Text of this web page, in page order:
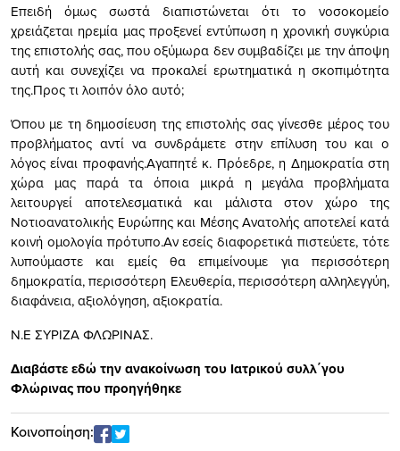
Επειδή όμως σωστά διαπιστώνεται ότι το νοσοκομείο
χρειάζεται ηρεμία μας προξενεί εντύπωση η χρονική συγκύρια
της επιστολής σας, που οξύμωρα δεν συμβαδίζει με την άποψη
αυτή και συνεχίζει να προκαλεί ερωτηματικά η σκοπιμότητα
της.Προς τι λοιπόν όλο αυτό;
Όπου με τη δημοσίευση της επιστολής σας γίνεσθε μέρος του
προβλήματος αντί να συνδράμετε στην επίλυση του και ο
λόγος είναι προφανής.Αγαπητέ κ. Πρόεδρε, η Δημοκρατία στη
χώρα μας παρά τα όποια μικρά η μεγάλα προβλήματα
λειτουργεί αποτελεσματικά και μάλιστα στον χώρο της
Νοτιοανατολικής Ευρώπης και Μέσης Ανατολής αποτελεί κατά
κοινή ομολογία πρότυπο.Αν εσείς διαφορετικά πιστεύετε, τότε
λυπούμαστε και εμείς θα επιμείνουμε για περισσότερη
δημοκρατία, περισσότερη Ελευθερία, περισσότερη αλληλεγγύη,
διαφάνεια, αξιολόγηση, αξιοκρατία.
Ν.Ε ΣΥΡΙΖΑ ΦΛΩΡΙΝΑΣ.
Διαβάστε εδώ την ανακοίνωση του Ιατρικού συλλ΄γου
Φλώρινας που προηγήθηκε
Κοινοποίηση: